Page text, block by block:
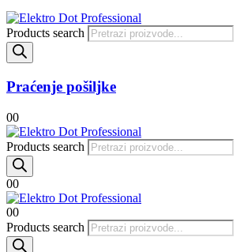
Products search
Praćenje pošiljke
00
Products search
00
00
Products search